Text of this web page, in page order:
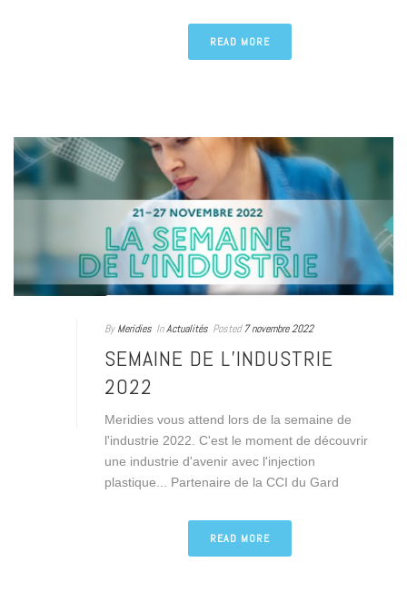
READ MORE
By Meridies InActualités Posted 7 novembre 2022
SEMAINE DE L’INDUSTRIE
2022
Meridies vous attend lors de la semaine de
l'industrie 2022. C'est le moment de découvrir
une industrie d'avenir avec l'injection
plastique... Partenaire de la CCI du Gard
READ MORE